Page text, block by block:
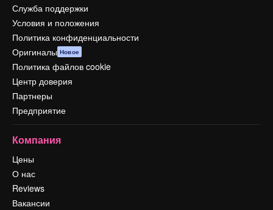
Служба поддержки
Условия и положения
Политика конфиденциальности
Оригиналы Новое
Политика файлов cookie
Центр доверия
Партнеры
Предприятие
Компания
Цены
О нас
Reviews
Вакансии